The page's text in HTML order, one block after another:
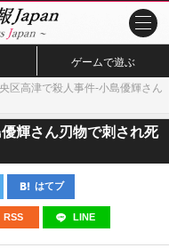
ゲームで遊ぶ
区高津で殺人事件-小島優輝さん
輝さん刃物で刺され死
はてブ
RSS LINE